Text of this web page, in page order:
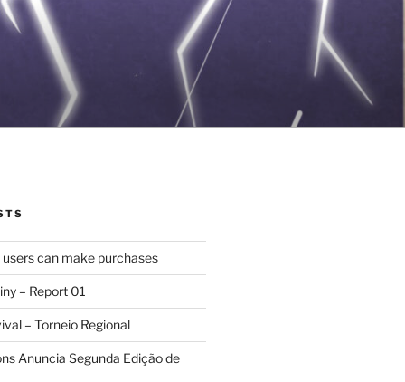
can make purchases
– Report 01
– Torneio Regional
Anuncia Segunda Edição de